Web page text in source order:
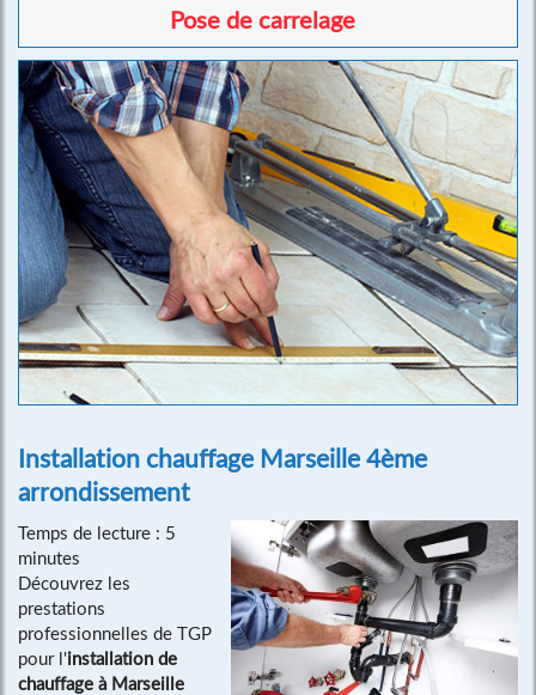
Pose de carrelage
Installation chauffage Marseille 4ème
arrondissement
Temps de lecture : 5
minutes
Découvrez les
prestations
professionnelles de TGP
pour l'installation de
chauffage à Marseille